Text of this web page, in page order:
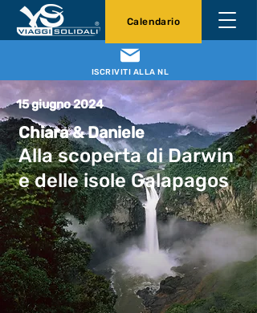
ISCRIVITI ALLA NL
Calendario
15 giugno 2024
Chiara & Daniele
Alla scoperta di Darwin
e delle isole Galapagos